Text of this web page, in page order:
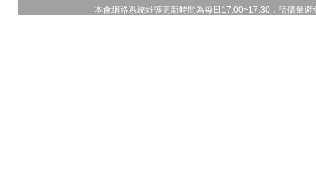
本會網路系統維護更新時間為每日17:00~17:30，請儘量